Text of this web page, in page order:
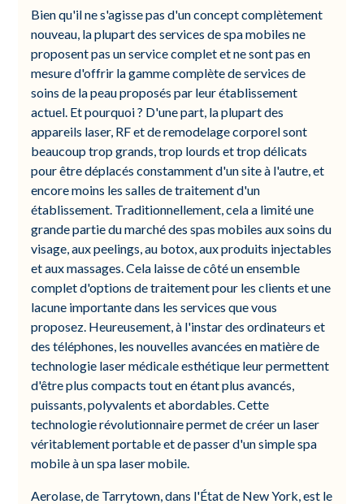
Bien qu'il ne s'agisse pas d'un concept complètement
nouveau, la plupart des services de spa mobiles ne
proposent pas un service complet et ne sont pas en
mesure d'offrir la gamme complète de services de
soins de la peau proposés par leur établissement
actuel. Et pourquoi ? D'une part, la plupart des
appareils laser, RF et de remodelage corporel sont
beaucoup trop grands, trop lourds et trop délicats
pour être déplacés constamment d'un site à l'autre, et
encore moins les salles de traitement d'un
établissement. Traditionnellement, cela a limité une
grande partie du marché des spas mobiles aux soins du
visage, aux peelings, au botox, aux produits injectables
et aux massages. Cela laisse de côté un ensemble
complet d'options de traitement pour les clients et une
lacune importante dans les services que vous
proposez. Heureusement, à l'instar des ordinateurs et
des téléphones, les nouvelles avancées en matière de
technologie laser médicale esthétique leur permettent
d'être plus compacts tout en étant plus avancés,
puissants, polyvalents et abordables. Cette
technologie révolutionnaire permet de créer un laser
véritablement portable et de passer d'un simple spa
mobile à un spa laser mobile.
Aerolase, de Tarrytown, dans l'État de New York, est le